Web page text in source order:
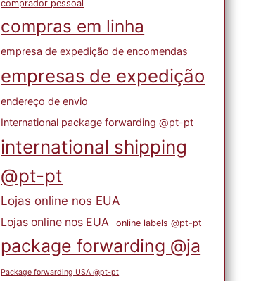
comprador pessoal
compras em linha
empresa de expedição de encomendas
empresas de expedição
endereço de envio
International package forwarding @pt-pt
international shipping
@pt-pt
Lojas online nos EUA
Lojas online nos EUA online labels @pt-pt
package forwarding @ja
Package forwarding USA @pt-pt